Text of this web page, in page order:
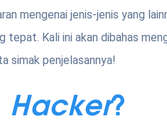
mengenai jenis-jenis yang
tepat. Kali ini akan dibahas
simak penjelasannya!
Hacker?